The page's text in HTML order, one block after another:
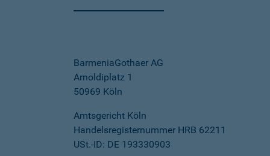
BarmeniaGothaer AG
Arnoldiplatz 1
50969 Köln
Amtsgericht Köln
Handelsregisternummer HRB 62211
USt.-ID: DE 193330903